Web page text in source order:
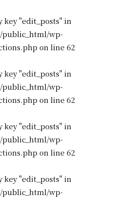
key "edit_posts" in
public_html/wp-
on line 62
key "edit_posts" in
public_html/wp-
on line 62
key "edit_posts" in
public_html/wp-
on line 62
key "edit_posts" in
public_html/wp-